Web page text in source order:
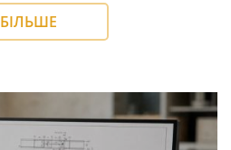
БІЛЬШЕ